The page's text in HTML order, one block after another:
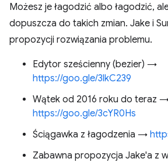
Możesz je łagodzić albo łagodzić,
dopuszcza do takich zmian. Jake i
propozycji rozwiązania problemu.
Edytor sześcienny (bezier) →
https://goo.gle/3lkC239
Wątek od 2016 roku do teraz
https://goo.gle/3cYR0Hs
Ściągawka z łagodzenia →
Zabawna propozycja Jake'a z